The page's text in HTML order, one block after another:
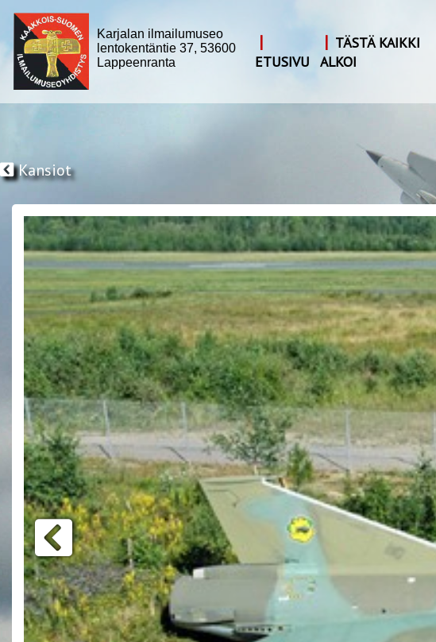
Karjalan ilmailumuseo
lentokentäntie 37, 53600
Lappeenranta
|
ETUSIVU
| TÄSTÄ KAIKKI
ALKOI
Kansiot